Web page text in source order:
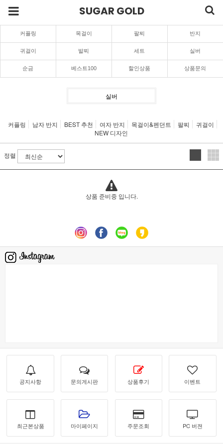
SUGAR GOLD
커플링 목걸이 팔찌 반지
귀걸이 발찌 세트 실버
순금 베스트100 할인상품 상품문의
실버
커플링 남자 반지 BEST 추천 여자 반지 목걸이&펜던트 팔찌
귀걸이
NEW 디자인
정렬
상품 준비중 입니다.
공지사항 문의게시판 상품후기 이벤트
최근본상품 마이페이지 주문조회 PC 버젼